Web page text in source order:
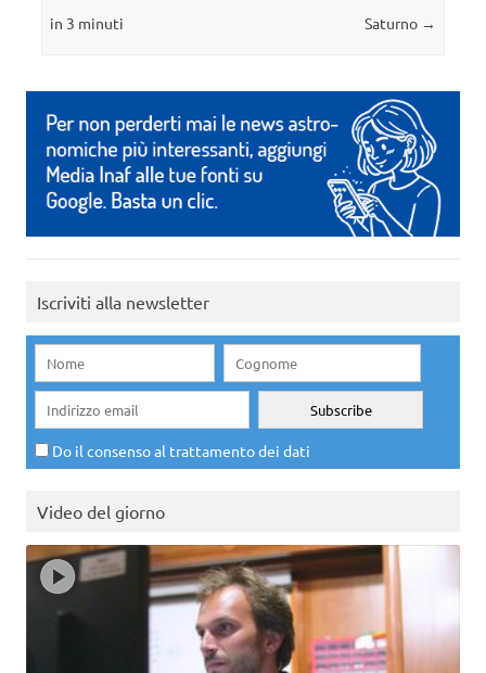
in 3 minuti
Saturno →
Iscriviti alla newsletter
Do il consenso al trattamento dei dati
Video del giorno